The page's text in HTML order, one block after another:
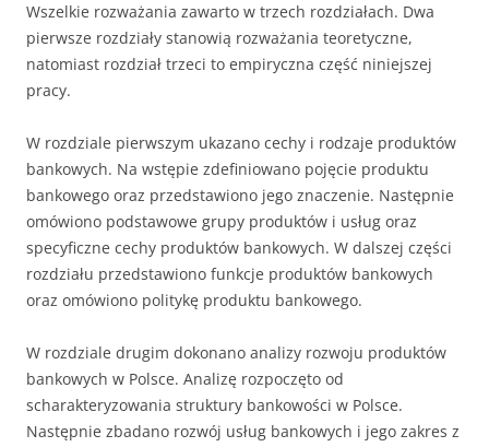
Wszelkie rozważania zawarto w trzech rozdziałach. Dwa
pierwsze rozdziały stanowią rozważania teoretyczne,
natomiast rozdział trzeci to empiryczna część niniejszej
pracy.
W rozdziale pierwszym ukazano cechy i rodzaje produktów
bankowych. Na wstępie zdefiniowano pojęcie produktu
bankowego oraz przedstawiono jego znaczenie. Następnie
omówiono podstawowe grupy produktów i usług oraz
specyficzne cechy produktów bankowych. W dalszej części
rozdziału przedstawiono funkcje produktów bankowych
oraz omówiono politykę produktu bankowego.
W rozdziale drugim dokonano analizy rozwoju produktów
bankowych w Polsce. Analizę rozpoczęto od
scharakteryzowania struktury bankowości w Polsce.
Następnie zbadano rozwój usług bankowych i jego zakres z